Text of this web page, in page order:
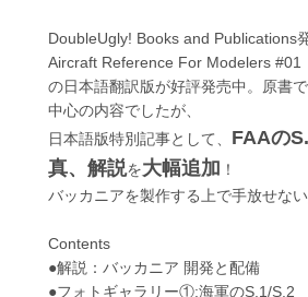
DoubleUgly! Books and Publications
Aircraft Reference For Modelers #01
の日本語翻訳版が好評発売中。原書
中心の内容でしたが、
日本語版特別記事として、 FAAの
真、解説を大幅追加 ！
バッカニアを製作する上で手放せない
Contents
●解説：バッカニア 開発と配備
●フォトギャラリー①:海軍のS.1/S.2